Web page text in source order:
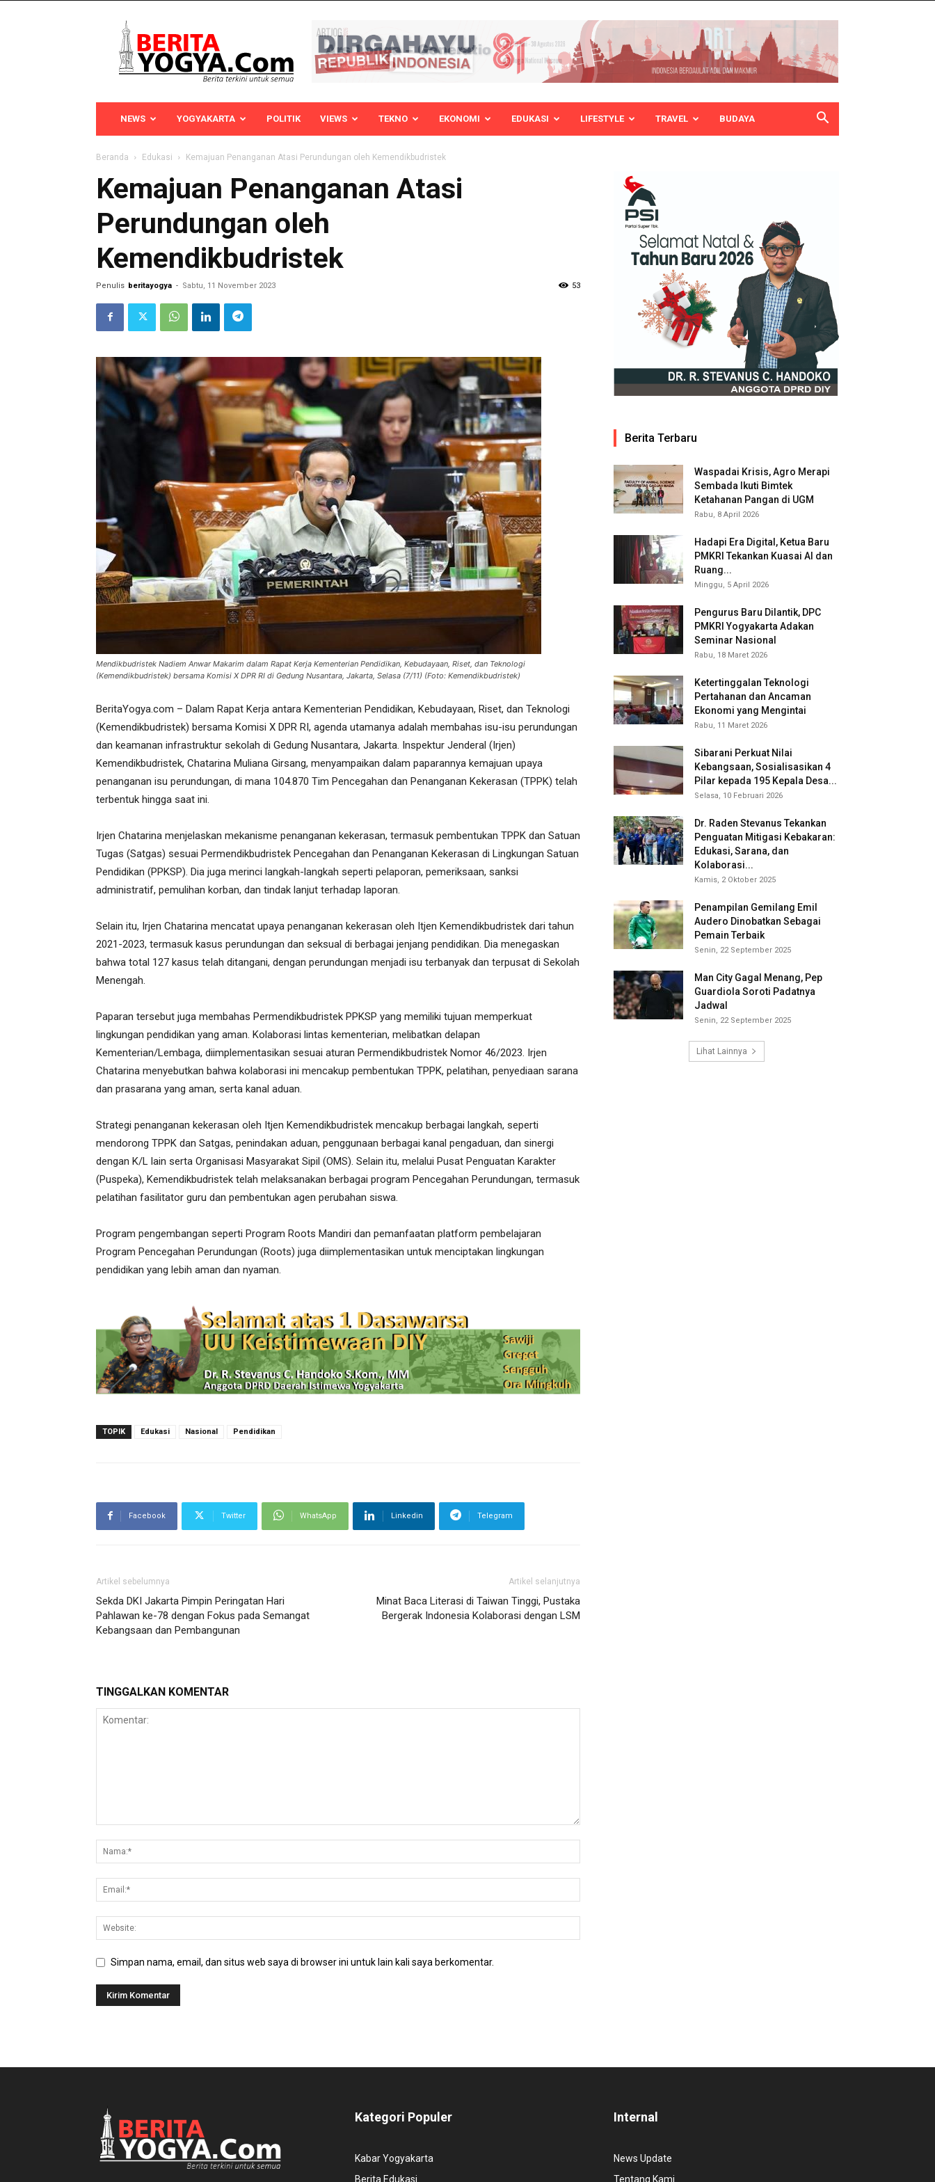
Yogya
NEWS YOGYAKARTA POLITIK VIEWS TEKNO EKONOMI EDUKASI LIFESTYLE TRAVEL BUDAYA
Beranda Edukasi Kemajuan Penanganan Atasi Perundungan oleh Kemendikbudristek
Kemajuan Penanganan Atasi
Perundungan oleh
Kemendikbudristek
Penulis beritayogya - Sabtu, 11 November 2023 53
Mendikbudristek Nadiem Anwar Makarim dalam Rapat Kerja Kementerian Pendidikan, Kebudayaan, Riset, dan Teknologi
(Kemendikbudristek) bersama Komisi X DPR RI di Gedung Nusantara, Jakarta, Selasa (7/11) (Foto: Kemendikbudristek)
BeritaYogya.com – Dalam Rapat Kerja antara Kementerian Pendidikan, Kebudayaan, Riset, dan Teknologi
(Kemendikbudristek) bersama Komisi X DPR RI, agenda utamanya adalah membahas isu-isu perundungan
dan keamanan infrastruktur sekolah di Gedung Nusantara, Jakarta. Inspektur Jenderal (Irjen)
Kemendikbudristek, Chatarina Muliana Girsang, menyampaikan dalam paparannya kemajuan upaya
penanganan isu perundungan, di mana 104.870 Tim Pencegahan dan Penanganan Kekerasan (TPPK) telah
terbentuk hingga saat ini.
Irjen Chatarina menjelaskan mekanisme penanganan kekerasan, termasuk pembentukan TPPK dan Satuan
Tugas (Satgas) sesuai Permendikbudristek Pencegahan dan Penanganan Kekerasan di Lingkungan Satuan
Pendidikan (PPKSP). Dia juga merinci langkah-langkah seperti pelaporan, pemeriksaan, sanksi
administratif, pemulihan korban, dan tindak lanjut terhadap laporan.
Selain itu, Irjen Chatarina mencatat upaya penanganan kekerasan oleh Itjen Kemendikbudristek dari tahun
2021-2023, termasuk kasus perundungan dan seksual di berbagai jenjang pendidikan. Dia menegaskan
bahwa total 127 kasus telah ditangani, dengan perundungan menjadi isu terbanyak dan terpusat di Sekolah
Menengah.
Paparan tersebut juga membahas Permendikbudristek PPKSP yang memiliki tujuan memperkuat
lingkungan pendidikan yang aman. Kolaborasi lintas kementerian, melibatkan delapan
Kementerian/Lembaga, diimplementasikan sesuai aturan Permendikbudristek Nomor 46/2023. Irjen
Chatarina menyebutkan bahwa kolaborasi ini mencakup pembentukan TPPK, pelatihan, penyediaan sarana
dan prasarana yang aman, serta kanal aduan.
Strategi penanganan kekerasan oleh Itjen Kemendikbudristek mencakup berbagai langkah, seperti
mendorong TPPK dan Satgas, penindakan aduan, penggunaan berbagai kanal pengaduan, dan sinergi
dengan K/L lain serta Organisasi Masyarakat Sipil (OMS). Selain itu, melalui Pusat Penguatan Karakter
(Puspeka), Kemendikbudristek telah melaksanakan berbagai program Pencegahan Perundungan, termasuk
pelatihan fasilitator guru dan pembentukan agen perubahan siswa.
Program pengembangan seperti Program Roots Mandiri dan pemanfaatan platform pembelajaran
Program Pencegahan Perundungan (Roots) juga diimplementasikan untuk menciptakan lingkungan
pendidikan yang lebih aman dan nyaman.
TOPIK Edukasi Nasional Pendidikan
Facebook Twitter WhatsApp Linkedin Telegram
Artikel sebelumnya
Sekda DKI Jakarta Pimpin Peringatan Hari
Pahlawan ke-78 dengan Fokus pada Semangat
Kebangsaan dan Pembangunan
Artikel selanjutnya
Minat Baca Literasi di Taiwan Tinggi, Pustaka
Bergerak Indonesia Kolaborasi dengan LSM
TINGGALKAN KOMENTAR
Simpan nama, email, dan situs web saya di browser ini untuk lain kali saya berkomentar.
Berita Terbaru
Waspadai Krisis, Agro Merapi
Sembada Ikuti Bimtek
Ketahanan Pangan di UGM
Rabu, 8 April 2026
Hadapi Era Digital, Ketua Baru
PMKRI Tekankan Kuasai AI dan
Ruang...
Minggu, 5 April 2026
Pengurus Baru Dilantik, DPC
PMKRI Yogyakarta Adakan
Seminar Nasional
Rabu, 18 Maret 2026
Ketertinggalan Teknologi
Pertahanan dan Ancaman
Ekonomi yang Mengintai
Rabu, 11 Maret 2026
Sibarani Perkuat Nilai
Kebangsaan, Sosialisasikan 4
Pilar kepada 195 Kepala Desa...
Selasa, 10 Februari 2026
Dr. Raden Stevanus Tekankan
Penguatan Mitigasi Kebakaran:
Edukasi, Sarana, dan
Kolaborasi...
Kamis, 2 Oktober 2025
Penampilan Gemilang Emil
Audero Dinobatkan Sebagai
Pemain Terbaik
Senin, 22 September 2025
Man City Gagal Menang, Pep
Guardiola Soroti Padatnya
Jadwal
Senin, 22 September 2025
Lihat Lainnya
Kategori Populer
Kabar Yogyakarta
Berita Edukasi
Internal
News Update
Tentang Kami